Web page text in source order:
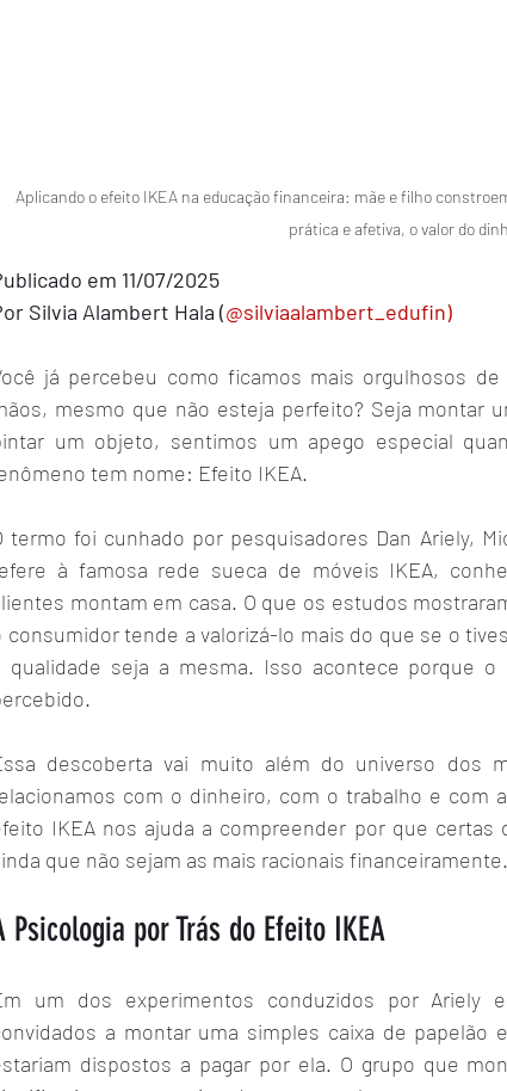
Aplicando o efeito IKEA na educação financeira: mãe e filho
prática e afetiva, o valor do
em 11/07/2025
Silvia Alambert Hala (@silviaalambert_edufin)
já percebeu como ficamos mais orgulhosos
mesmo que não esteja perfeito? Seja montar
um objeto, sentimos um apego especial
tem nome: Efeito IKEA.
termo foi cunhado por pesquisadores Dan Ariely,
à famosa rede sueca de móveis IKEA,
montam em casa. O que os estudos
consumidor tende a valorizá-lo mais do que se o
qualidade seja a mesma. Isso acontece porque
descoberta vai muito além do universo dos
com o dinheiro, com o trabalho e com
IKEA nos ajuda a compreender por que certas
que não sejam as mais racionais financeiramente.
Psicologia por Trás do Efeito IKEA
um dos experimentos conduzidos por Ariely
a montar uma simples caixa de papelão
dispostos a pagar por ela. O grupo que